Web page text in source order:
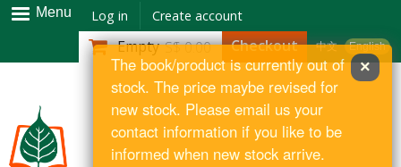
Skip to
main
content
Menu Log in Create account
中文 English
Empty S$ 0.00 Checkout
×
The book/product is currently out of
stock. The price maybe revised for
new stock. Please email us your
contact information if you like to be
informed when new stock arrive.